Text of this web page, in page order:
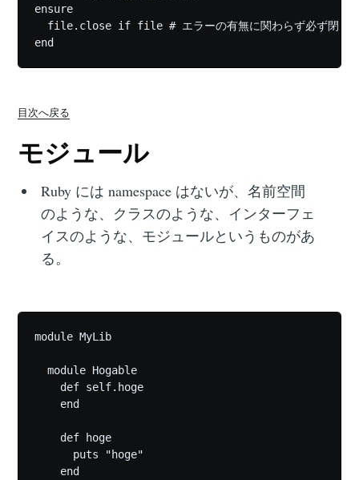
ensure
file.close if file # エラーの有無に関わらず必ず閉じ
目次へ戻る
モジュール
Ruby には namespace はないが、名前空間
のような、クラスのような、インターフェ
イスのような、モジュールというものがあ
る。
module MyLib
  module Hogable
    def self.hoge
    end
    def hoge
      puts "hoge"
    end